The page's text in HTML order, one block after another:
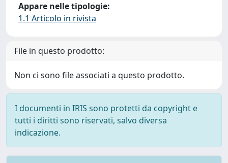
Appare nelle tipologie:
1.1 Articolo in rivista
File in questo prodotto:
Non ci sono file associati a questo prodotto.
I documenti in IRIS sono protetti da copyright e
tutti i diritti sono riservati, salvo diversa
indicazione.